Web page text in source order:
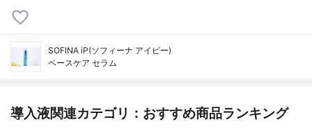
SOFINA iP(ソフィーナ アイピー)
ベースケア セラム
導入液関連カテゴリ：おすすめ商品ランキング